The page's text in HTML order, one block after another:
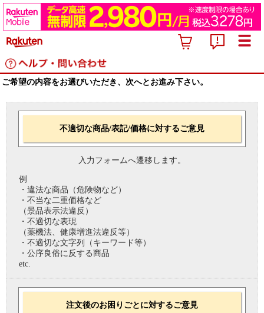
ご希望の内容をお選びいただき、次へとお進み下さい。
不適切な商品/表記/価格に対するご意見
入力フォームへ遷移します。
例
・違法な商品（危険物など）
・不当な二重価格など
（景品表示法違反）
・不適切な表現
（薬機法、健康増進法違反等）
・不適切な文字列（キーワード等）
・公序良俗に反する商品
etc.
注文後のお困りごとに対するご意見